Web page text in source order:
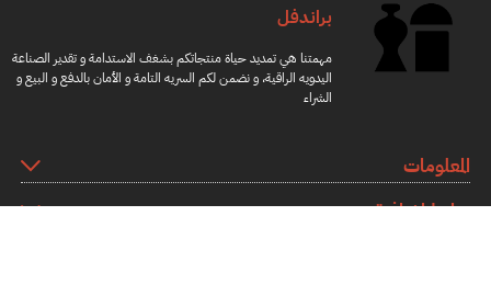
براندفل
مهمتنا هي تمديد حياة منتجاتكم بشغف الاستدامة و تقدير الصناعة
اليدويه الراقية، و نضمن لكم السريه التامة و الأمان بالدفع و البيع و
الشراء
المعلومات
روابط اضافية